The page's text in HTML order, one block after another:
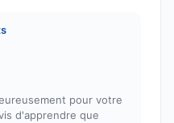
pour votre
d'apprendre que